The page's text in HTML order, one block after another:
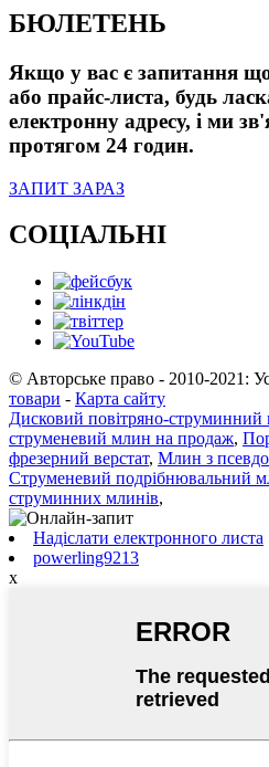
БЮЛЕТЕНЬ
Якщо у вас є запитання
або прайс-листа, будь
електронну адресу, і ми
протягом 24 годин.
ЗАПИТ ЗАРАЗ
СОЦІАЛЬНІ
© Авторське право - 2010-2021:
товари - Карта сайту
Дисковий повітряно-струминний
струменевий млин на продаж,
фрезерний верстат, Млин з
Струменевий подрібнювальний
струминних млинів,
Надіслати електронного листа
powerling9213
x